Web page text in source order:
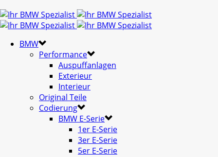
BMW
Performance
Auspuffanlagen
Exterieur
Interieur
Original Teile
Codierung
BMW E-Serie
1er E-Serie
3er E-Serie
5er E-Serie